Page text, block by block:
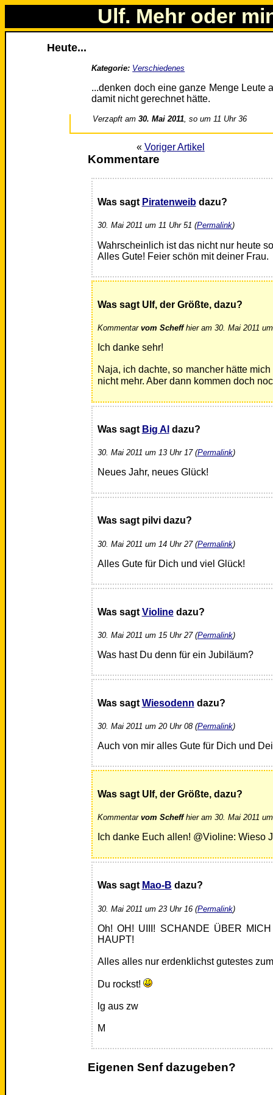
Ulf. Mehr oder
Heute...
Kategorie: Verschiedenes
...denken doch eine ganze Menge Leute
damit nicht gerechnet hätte.
Verzapft am30. Mai 2011, so um 11 Uhr 36
« Voriger Artikel
Kommentare
Was sagt Piratenweibdazu?
30. Mai 2011 um 11 Uhr 51 (Permalink)
Wahrscheinlich ist das nicht nur heute
Alles Gute! Feier schön mit deiner Frau.
Was sagt Ulf, der Größte, dazu?
Kommentar vom Scheffhier am 30. Mai 2011
Ich danke sehr!
Naja, ich dachte, so mancher hätte
nicht mehr. Aber dann kommen doch
Was sagt Big Al dazu?
30. Mai 2011 um 13 Uhr 17 (Permalink)
Neues Jahr, neues Glück!
Was sagt pilvi dazu?
30. Mai 2011 um 14 Uhr 27 (Permalink)
Alles Gute für Dich und viel Glück!
Was sagt Violinedazu?
30. Mai 2011 um 15 Uhr 27 (Permalink)
Was hast Du denn für ein Jubiläum?
Was sagt Wiesodenn dazu?
30. Mai 2011 um 20 Uhr 08 (Permalink)
Auch von mir alles Gute für Dich und
Was sagt Ulf, der Größte, dazu?
Kommentar vom Scheffhier am 30. Mai 2011
Ich danke Euch allen! @Violine: Wieso
Was sagt Mao-B dazu?
30. Mai 2011 um 23 Uhr 16 (Permalink)
Oh! OH! UIII! SCHANDE ÜBER
HAUPT!
Alles alles nur erdenklichst gutestes
Du rockst!
lg aus zw
M
Eigenen Senf dazugeben?